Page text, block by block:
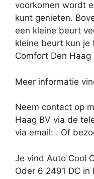
voorkomen wordt
kunt genieten.
een kleine beurt
kleine beurt kun je
Comfort Den Haag
Meer informatie
Neem contact op
Haag BV via de
via email: . Of
Je vind Auto Cool
Oder 6 2491 DC in